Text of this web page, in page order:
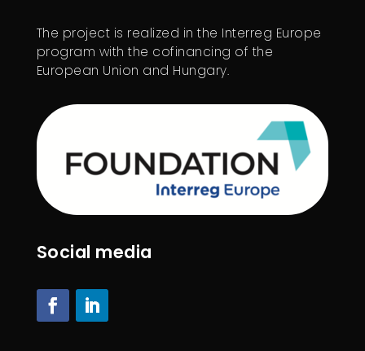
The project is realized in the Interreg Europe
program with the cofinancing of the
European Union and Hungary.
Social media